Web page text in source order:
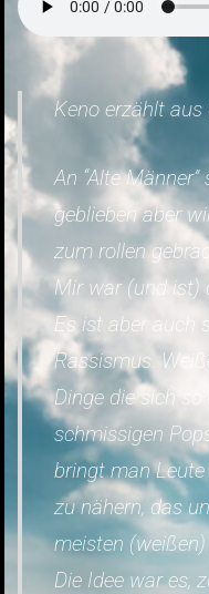
Keno erzählt aus
An “Alte
geblieben aber
zum rollen
Mir war (und ist)
Es ist aber auch
Rassismus.
Dinge die sich
schmissigen
bringt man
zu nähern, das
meisten
Die Idee war es,